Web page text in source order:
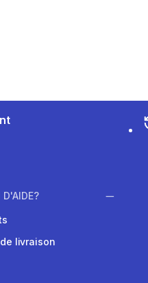
D'AIDE?
livraison